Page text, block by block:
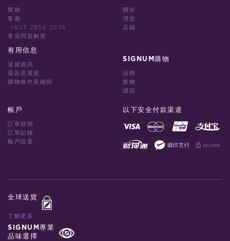
幫助
客服
+853 2856 3576
常見問題解答
有用信息
送貨資訊
退款及退貨
購物條件及細則
關於
消息
店鋪
SIGNUM購物
品牌
龐物
綴品
帳戶
訂單狀態
訂單記錄
帳戶設置
以下安全付款渠道
全球送貨
了解更多
SIGNUM專業
品味選擇